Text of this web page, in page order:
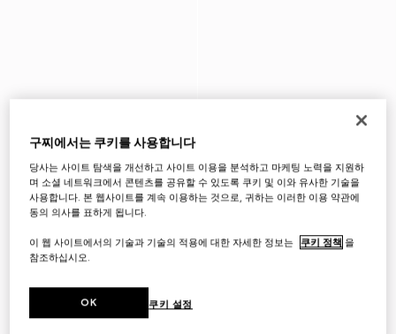
구찌에서는 쿠키를 사용합니다
당사는 사이트 탐색을 개선하고 사이트 이용을 분석하고 마케팅 노력을 지원하
며 소셜 네트워크에서 콘텐츠를 공유할 수 있도록 쿠키 및 이와 유사한 기술을
사용합니다. 본 웹사이트를 계속 이용하는 것으로, 귀하는 이러한 이용 약관에
동의 의사를 표하게 됩니다.
이 웹 사이트에서의 기술과 기술의 적용에 대한 자세한 정보는 쿠키 정책 을
참조하십시오.
쿠키 설정
OK